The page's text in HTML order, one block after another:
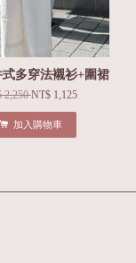
式多穿法襯衫+圍裙
2,250NT$ 1,125
加入購物車